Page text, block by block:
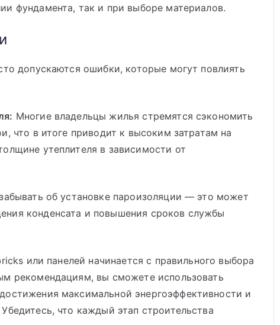
фундамента, так и при выборе материалов.
допускаются ошибки, которые могут повлиять
Многие владельцы жилья стремятся сэкономить
что в итоге приводит к высоким затратам на
утеплителя в зависимости от
об установке пароизоляции — это может
конденсата и повышения сроков службы
или панелей начинается с правильного выбора
рекомендациям, вы сможете использовать
максимальной энергоэффективности и
что каждый этап строительства